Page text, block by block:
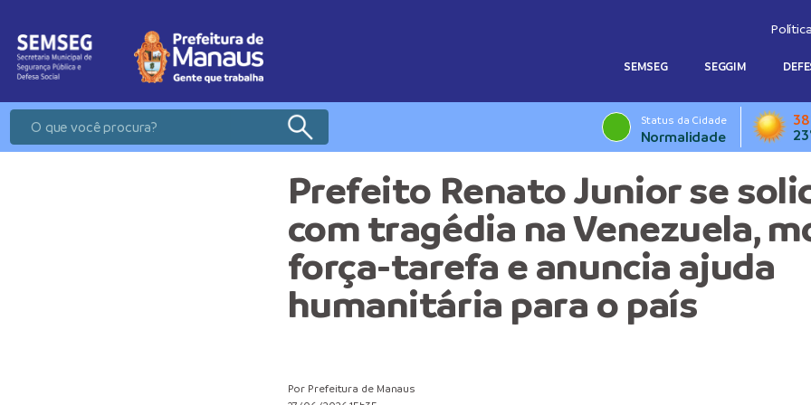
SEMSEG SEGGIM
Status da Cidade
Normalidade
Prefeito Renato Junior se
com tragédia na Venezuela,
força-tarefa e anuncia ajuda
humanitária para o país
Por Prefeitura de Manaus